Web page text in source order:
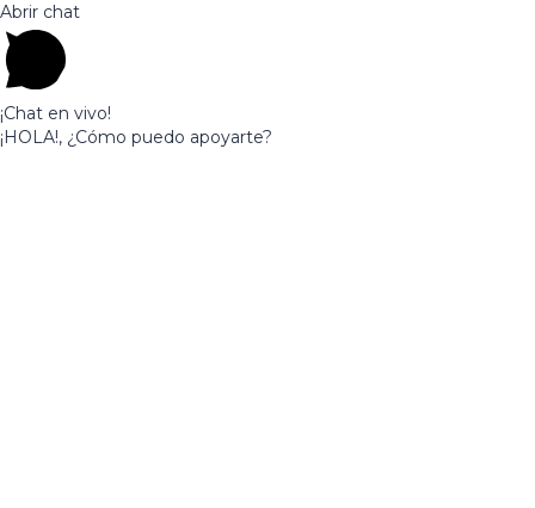
Abrir chat
¡Chat en vivo!
¡HOLA!, ¿Cómo puedo apoyarte?